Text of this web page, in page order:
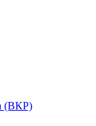
(ВКР)